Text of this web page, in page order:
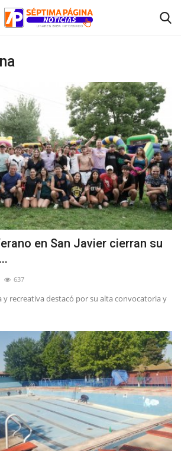
en San Javier cierran su
637
y recreativa destacó por su alta convocatoria y